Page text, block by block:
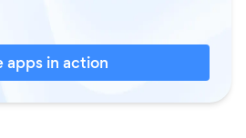
apps in action